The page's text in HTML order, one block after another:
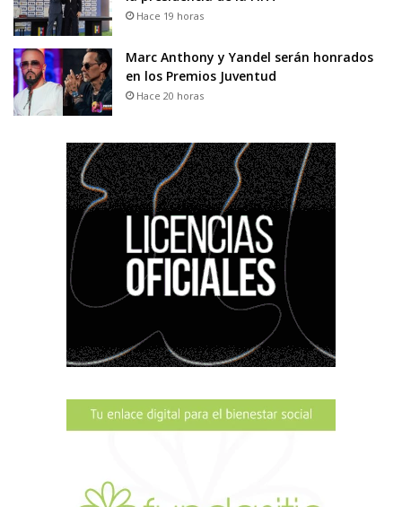
Hace 19 horas
Marc Anthony y Yandel serán honrados
en los Premios Juventud
Hace 20 horas